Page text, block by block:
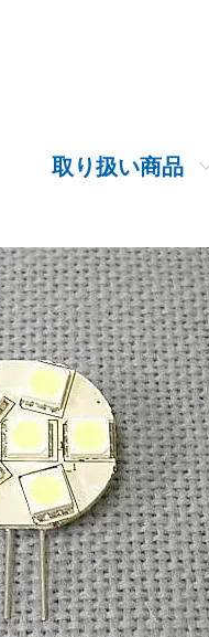
取り扱い商品